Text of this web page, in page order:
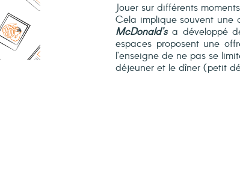
Jouer sur différents
Cela implique souvent une
McDonald’sa développé
espaces proposent une
l’enseigne de ne pas se
déjeuner et le dîner (petit